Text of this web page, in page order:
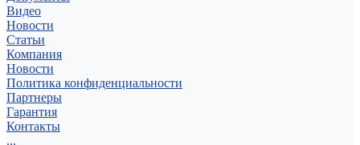
Видео
Новости
Статьи
Компания
Новости
Политика конфиденциальности
Партнеры
Гарантия
Контакты
...